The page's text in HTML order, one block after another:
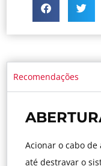
Recomendações
Acionar o cabo
até destravar o